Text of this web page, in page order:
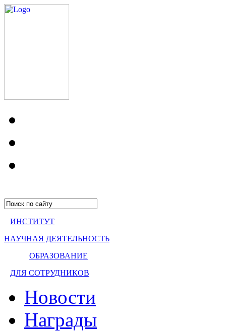
ИНСТИТУТ
НАУЧНАЯ ДЕЯТЕЛЬНОСТЬ
ОБРАЗОВАНИЕ
ДЛЯ СОТРУДНИКОВ
Новости
Награды